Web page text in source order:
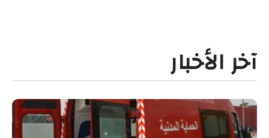
آخر الأخبار